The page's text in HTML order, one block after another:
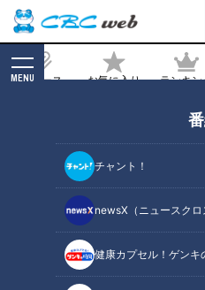
ニュース お気に入り ランキン
MENU
チャント！
newsX（ニュースクロ
健康カプセル！ゲンキ
ーツマスターに教わ
の絶品スイーツ」
記事